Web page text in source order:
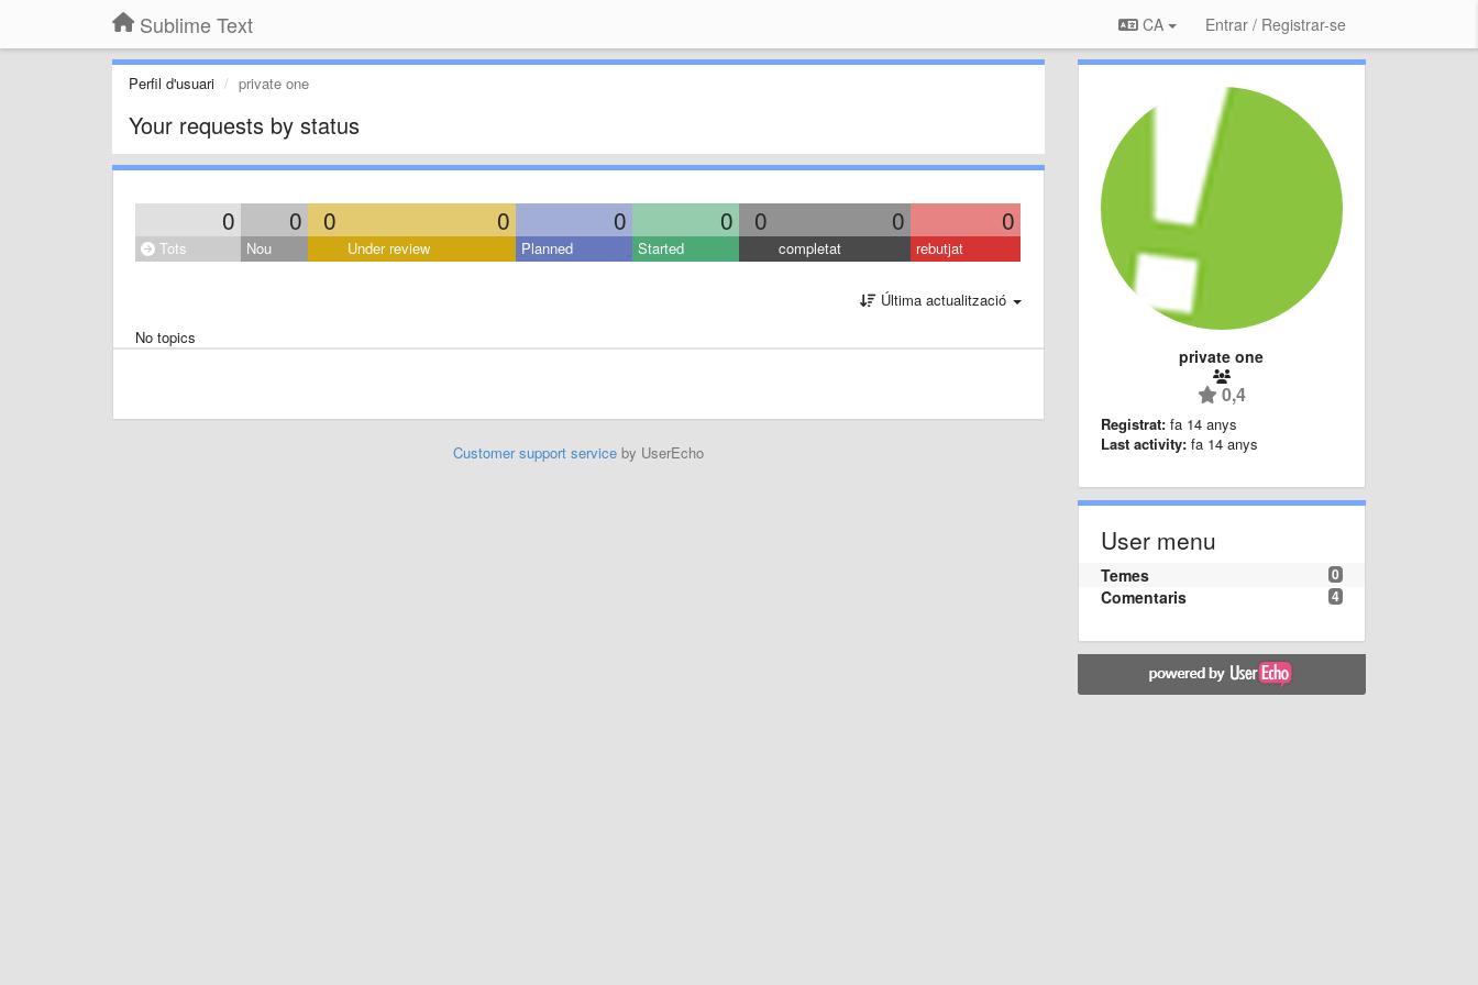
Sublime Text CA Entrar / Registrar-se
Perfil d'usuari private one
Your requests by status
0 0 0 0 0 0 0 0 0
Tots Nou Under review Planned Started completat rebutjat
Última actualització
No topics
Customer support serviceby UserEcho
private one
0,4
Registrat: fa 14 anys
Last activity: fa 14 anys
User menu
0
Temes
4
Comentaris